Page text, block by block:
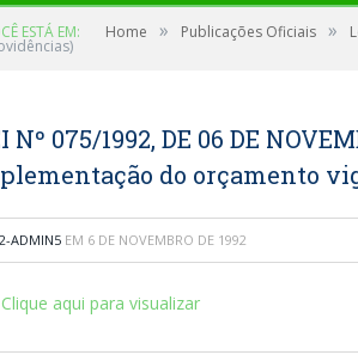
ESTÁ EM: Home » Publicações Oficiais »
Nº 075/1992, DE 06 DE
do orçamento
ADMIN5 EM 6 DE NOVEMBRO DE 1992
Clique aqui para visualizar